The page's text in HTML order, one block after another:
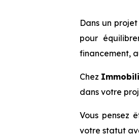
Dans un
pour
financement,
Chez
dans votre
Vous pensez
votre statut